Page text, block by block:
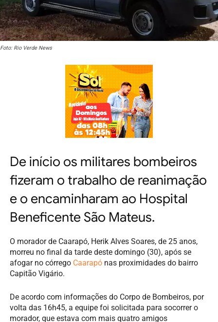
Foto: Rio Verde News
De início os militares bombeiros
fizeram o trabalho de reanimação
e o encaminharam ao Hospital
Beneficente São Mateus.
O morador de Caarapó, Herik Alves Soares, de 25 anos,
morreu no final da tarde deste domingo (30), após se
afogar no córrego Caarapó nas proximidades do bairro
Capitão Vigário.
De acordo com informações do Corpo de Bombeiros, por
volta das 16h45, a equipe foi solicitada para socorrer o
morador, que estava com mais quatro amigos